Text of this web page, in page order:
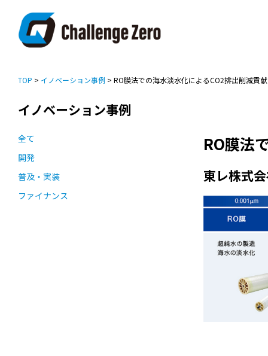
TOP > イノベーション事例 > RO膜法での海水淡水化によるCO2排出削減貢献
イノベーション事例
全て
開発
普及・実装
ファイナンス
RO膜法
東レ株式